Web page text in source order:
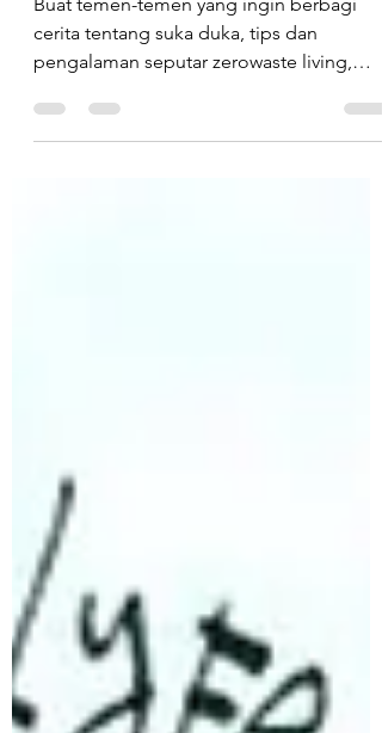
Share your story!
Buat temen-temen yang ingin berbagi
cerita tentang suka duka, tips dan